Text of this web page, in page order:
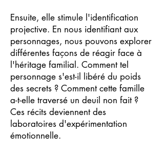
Ensuite, elle stimule l'identification
projective. En nous identifiant aux
personnages, nous pouvons explorer
différentes façons de réagir face à
l'héritage familial. Comment tel
personnage s'est-il libéré du poids
des secrets ? Comment cette famille
a-t-elle traversé un deuil non fait ?
Ces récits deviennent des
laboratoires d'expérimentation
émotionnelle.